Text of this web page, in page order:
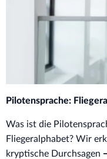
Pilotensprache:
Was ist die
Fliegeralphabet? Wir
kryptische Durchsagen